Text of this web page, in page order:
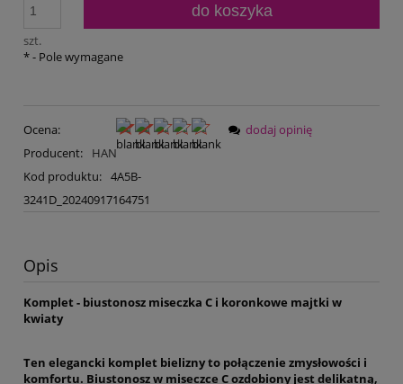
szt.
do koszyka
*- Pole wymagane
Ocena:
Producent:
HAN
Kod produktu: 4A5B-
3241D_20240917164751
dodaj opinię
Opis
Komplet - biustonosz miseczka C i koronkowe majtki w
kwiaty
Ten elegancki komplet bielizny to połączenie zmysłowości i
komfortu. Biustonosz w miseczce C ozdobiony jest delikatną,